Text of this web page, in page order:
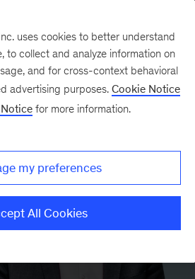
uses cookies to better understand
to collect and analyze information on
and for cross-context behavioral
advertising purposes. Cookie Notice
for more information.
my preferences
All Cookies